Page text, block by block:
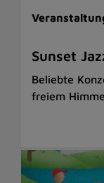
Sunset
Beliebte
freiem